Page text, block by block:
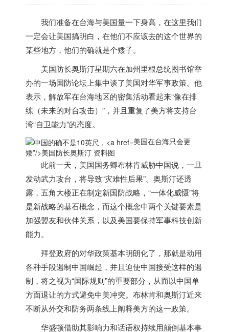
我们准备在台海与美国量一下身高，在这里我们
一定会让美国搞明白，在他们不应该去的这个世界的
某些地方，他们的确就是个矮子。
美国防长奥斯汀星期六在加州里根总统图书馆举
办的一场国防论坛上集中谈了美国对华军事政策。他
表示，解放军在台海地区的密集活动看起来“像在排
练（未来的对台攻击）”，并且重复了美方将支持台
湾“自卫能力”的态度。
美国在台海只会更
矮”/>美国防长奥斯汀 资料图
此前一天， 美国国务卿布林肯威胁中国说，一旦
发动武力攻台，将导致“灾难性后果”。奥斯汀还透
露，五角大楼正在制定新国防战略，“一体化威慑”将
是新战略的基石概念，而这个概念中两个关键要素是
加强盟友和伙伴关系，以及美国要保持军事科技创新
能力。
拜登政府的对华政策基本明朗化了，那就是动用
各种手段遏制中国崛起，并且迫使中国接受这样的遏
制，将之视为“国际规则”的重要部分，从而以中国单
方面退让的方式避免中美冲突。布林肯和奥斯汀近来
不断从外交和防务两条线上阐释美方的这一政策。
华盛顿借助其影响力和话语权持续用颠倒基本事